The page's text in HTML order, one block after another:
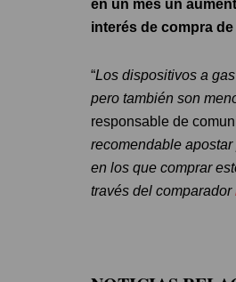
en un mes un
interés de compra
“Los dispositivos a
pero también son
responsable de
recomendable
en los que comprar
través del comparador